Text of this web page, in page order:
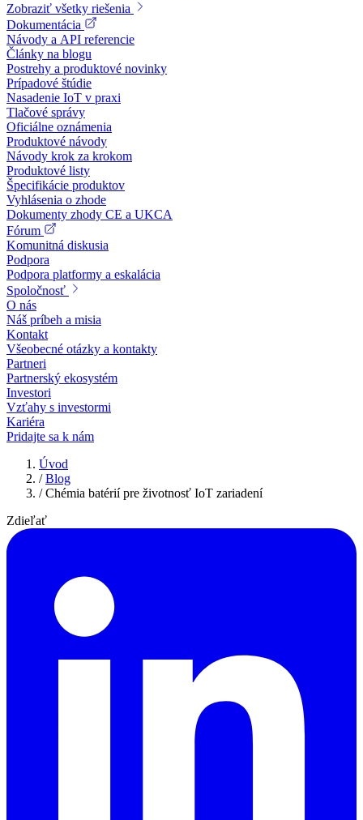
Zobraziť všetky riešenia
Dokumentácia
Návody a API referencie
Články na blogu
Postrehy a produktové novinky
Prípadové štúdie
Nasadenie IoT v praxi
Tlačové správy
Oficiálne oznámenia
Produktové návody
Návody krok za krokom
Produktové listy
Špecifikácie produktov
Vyhlásenia o zhode
Dokumenty zhody CE a UKCA
Fórum
Komunitná diskusia
Podpora
Podpora platformy a eskalácia
Spoločnosť
O nás
Náš príbeh a misia
Kontakt
Všeobecné otázky a kontakty
Partneri
Partnerský ekosystém
Investori
Vzťahy s investormi
Kariéra
Pridajte sa k nám
Úvod
/ Blog
/ Chémia batérií pre životnosť IoT zariadení
Zdieľať